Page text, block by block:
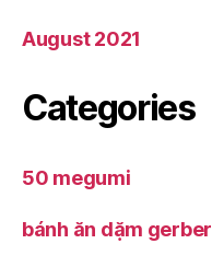
August 2021
Categories
50 megumi
bánh ăn dặm gerber